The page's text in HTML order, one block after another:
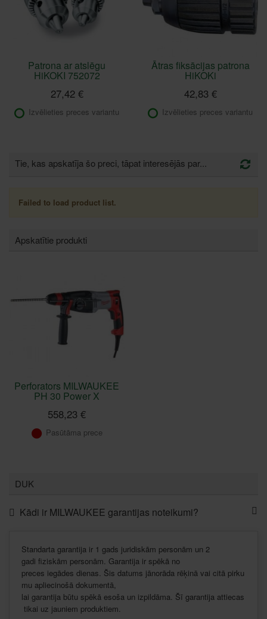
Patrona ar atslēgu
HiKOKI 752072
27,42 €
Izvēlieties preces variantu
Ātras fiksācijas patrona
HiKOKi
42,83 €
Izvēlieties preces variantu
Tie, kas apskatīja šo preci, tāpat interesējās par...
Failed to load product list.
Apskatītie produkti
Perforators MILWAUKEE
PH 30 Power X
558,23 €
Pasūtāma prece
DUK
Kādi ir MILWAUKEE garantijas noteikumi?
Standarta garantija ir 1 gads juridiskām personām un 2
gadi fiziskām personām Garantija ir spēkā no
preces iegādes dienas Šis datums jānorāda rēķinā vai citā pirku
mu apliecinošā dokumentā
lai garantija būtu spēkā esoša un izpildāma Šī garantija attiecas
tikai uz jauniem produktiem